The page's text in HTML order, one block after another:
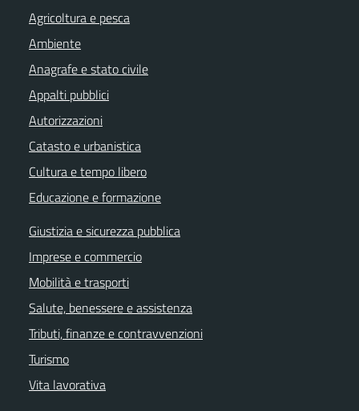
Agricoltura e pesca
Ambiente
Anagrafe e stato civile
Appalti pubblici
Autorizzazioni
Catasto e urbanistica
Cultura e tempo libero
Educazione e formazione
Giustizia e sicurezza pubblica
Imprese e commercio
Mobilità e trasporti
Salute, benessere e assistenza
Tributi, finanze e contravvenzioni
Turismo
Vita lavorativa